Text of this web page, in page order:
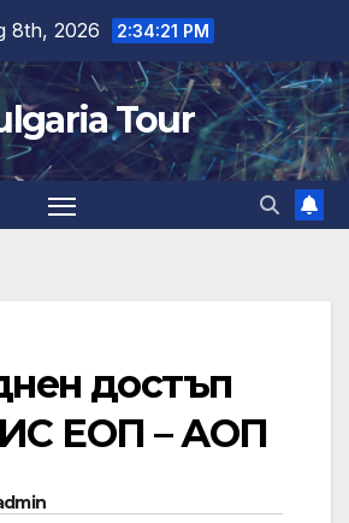
8th, 2026 2:34:22 PM
Tour
достъп
ЕОП – АОП